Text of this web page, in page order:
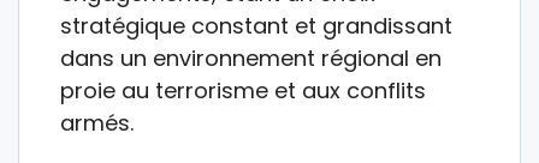
stratégique constant et grandissant
dans un environnement régional en
proie au terrorisme et aux conflits
armés.